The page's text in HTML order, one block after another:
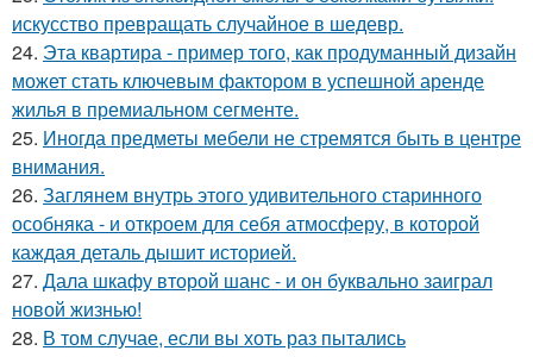
искусство превращать случайное в шедевр.
24. Эта квартира - пример того, как продуманный дизайн
может стать ключевым фактором в успешной аренде
жилья в премиальном сегменте.
25. Иногда предметы мебели не стремятся быть в центре
внимания.
26. Заглянем внутрь этого удивительного старинного
особняка - и откроем для себя атмосферу, в которой
каждая деталь дышит историей.
27. Дала шкафу второй шанс - и он буквально заиграл
новой жизнью!
28. В том случае, если вы хоть раз пытались